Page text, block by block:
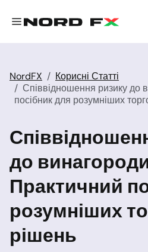
NordFX
Корисні Статті
Співвідношення ризику до
посібник для розумніших
до
Практичний
розумніших
рішень